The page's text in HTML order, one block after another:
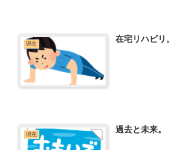
現在 在宅リハビリ。
現在 過去と未来。